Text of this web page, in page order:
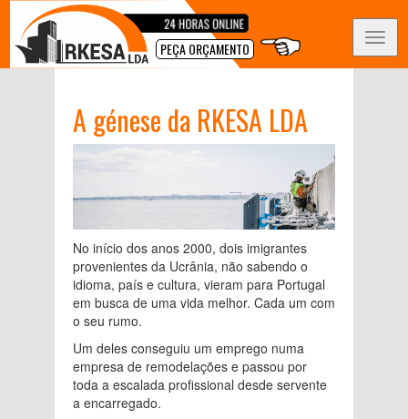
PEÇA ORÇAMENTO
A génese da RKESA LDA
No início dos anos 2000, dois imigrantes
provenientes da Ucrânia, não sabendo o
idioma, país e cultura, vieram para Portugal
em busca de uma vida melhor. Cada um com
o seu rumo.
Um deles conseguiu um emprego numa
empresa de remodelações e passou por
toda a escalada profissional desde servente
a encarregado.